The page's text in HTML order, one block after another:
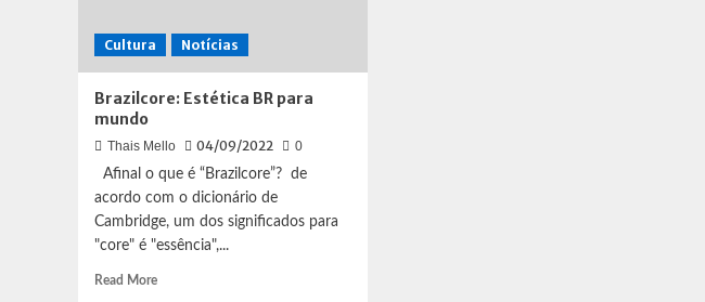
Cultura Notícias
Brazilcore: Estética BR para
mundo
Thais Mello 04/09/2022
0
Afinal o que é “Brazilcore”? de
acordo com o dicionário de
Cambridge, um dos significados para
"core" é "essência",...
Read MoreRead